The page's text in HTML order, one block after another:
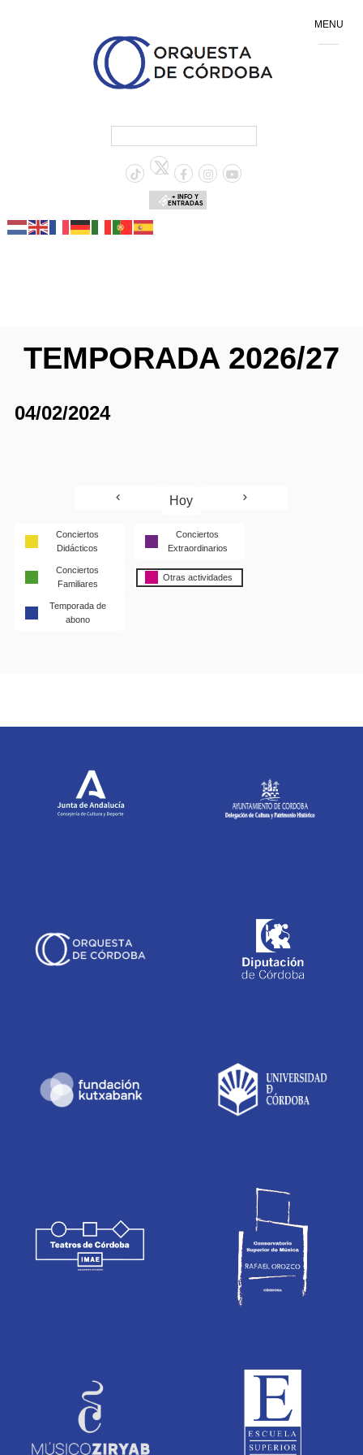
+ INFO Y
ENTRADAS
TEMPORADA 2026/27
04/02/2024
Hoy
Conciertos
Didácticos
Conciertos
Extraordinarios
Conciertos
Familiares
Otras actividades
Temporada de
abono
MENU